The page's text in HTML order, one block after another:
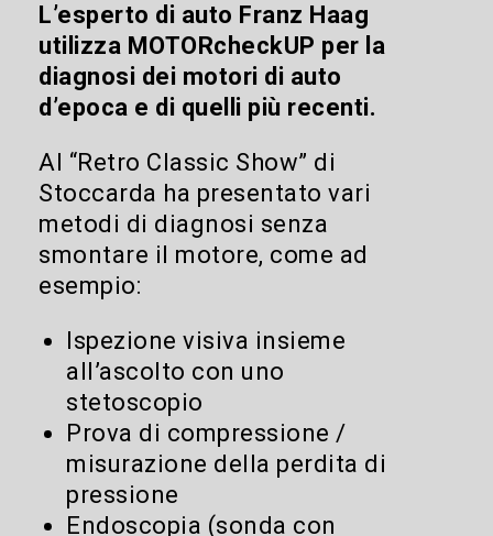
L’esperto di auto Franz Haag
utilizza MOTORcheckUP per la
diagnosi dei motori di auto
d’epoca e di quelli più recenti.
Al “Retro Classic Show” di
Stoccarda ha presentato vari
metodi di diagnosi senza
smontare il motore, come ad
esempio:
Ispezione visiva insieme
all’ascolto con uno
stetoscopio
Prova di compressione /
misurazione della perdita di
pressione
Endoscopia (sonda con